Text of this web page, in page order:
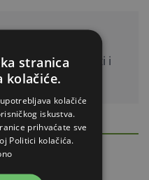
moguće je naručiti i
OPIS
stranica
kolačiće.
kolačiće
iskustva.
prihvaćate sve
Politici kolačića.